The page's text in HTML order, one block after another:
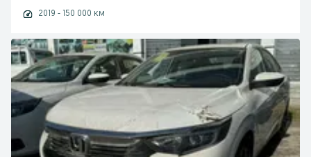
2019 - 150 000 км